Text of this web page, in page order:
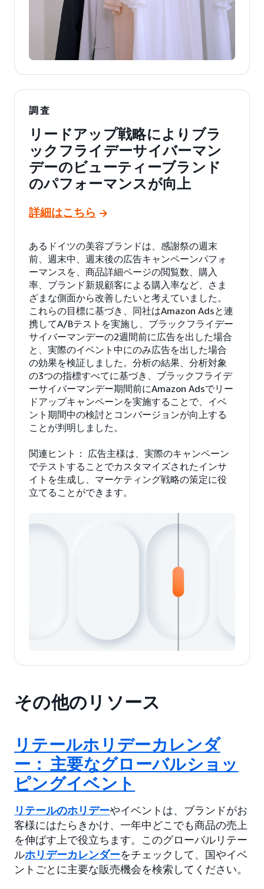
調査
リードアップ戦略によりブラ
ックフライデーサイバーマン
デーのビューティーブランド
のパフォーマンスが向上
詳細はこちら
あるドイツの美容ブランドは、感謝祭の週末
前、週末中、週末後の広告キャンペーンパフォ
ーマンスを、商品詳細ページの閲覧数、購入
率、ブランド新規顧客による購入率など、さま
ざまな側面から改善したいと考えていました。
これらの目標に基づき、同社はAmazon Adsと連
携してA/Bテストを実施し、ブラックフライデー
サイバーマンデーの2週間前に広告を出した場合
と、実際のイベント中にのみ広告を出した場合
の効果を検証しました。分析の結果、分析対象
の3つの指標すべてに基づき、ブラックフライデ
ーサイバーマンデー期間前にAmazon Adsでリー
ドアップキャンペーンを実施することで、イベ
ント期間中の検討とコンバージョンが向上する
ことが判明しました。
関連ヒント： 広告主様は、実際のキャンペーン
でテストすることでカスタマイズされたインサ
イトを生成し、マーケティング戦略の策定に役
立てることができます。
その他のリソース
リテールホリデーカレンダ
ー： 主要なグローバルショッ
ピングイベント
リテールのホリデーやイベントは、ブランドがお
客様にはたらきかけ、一年中どこでも商品の売上
を伸ばす上で役立ちます。このグローバルリテー
ルホリデーカレンダーをチェックして、国やイベ
ントごとに主要な販売機会を検索してください。